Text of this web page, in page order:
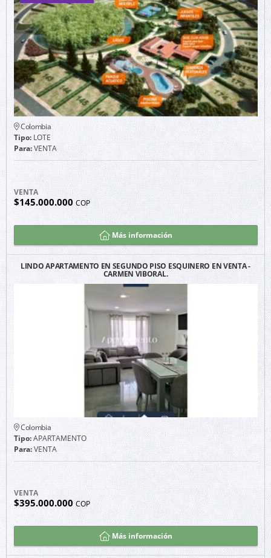
Colombia
Tipo:LOTE
Para:VENTA
VENTA
$145.000.000COP
Más información
LINDO APARTAMENTO EN SEGUNDO PISO ESQUINERO EN VENTA -
CARMEN VIBORAL.
Colombia
Tipo:APARTAMENTO
Para:VENTA
VENTA
$395.000.000COP
Más información